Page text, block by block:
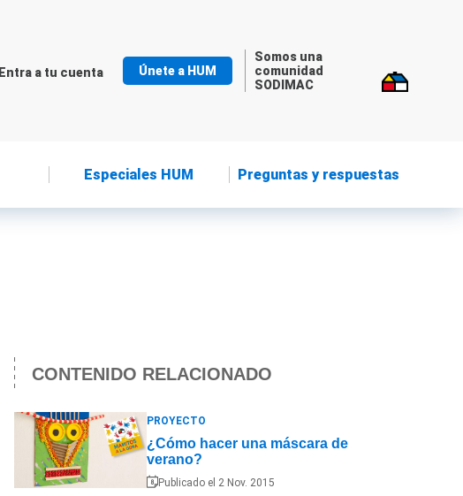
Entra a tu cuenta Únete a HUM
Somos una
comunidad
SODIMAC
Especiales HUM Preguntas y respuestas
CONTENIDO RELACIONADO
PROYECTO
¿Cómo hacer una máscara de
verano?
Publicado el 2 Nov. 2015